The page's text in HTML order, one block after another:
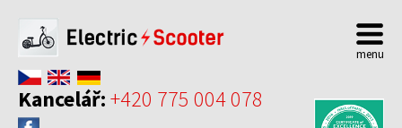
menu
Vyjížďky na elektrických scootrech -
Vyjížďky na elektrických scootrech -
Půjčovna elektrokoloběžek Praha |
www.prague-escooter-tours.com
Kancelář:+420 775 004 078